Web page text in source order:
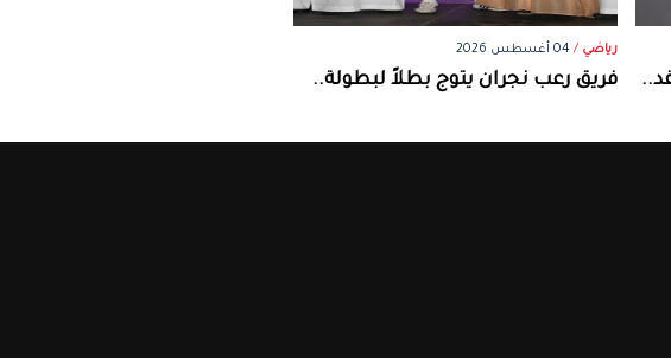
رياضي / 04 أغسطس 2026
فريق رعب نجران يتوج بطلاً لبطولة..